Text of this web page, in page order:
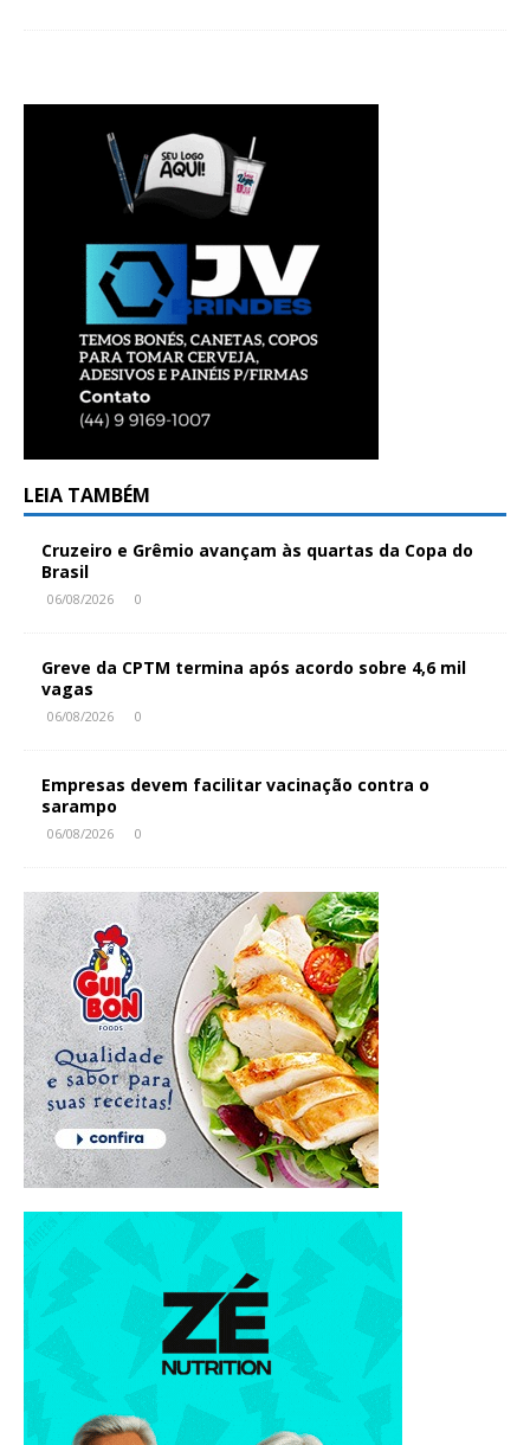
LEIA TAMBÉM
Cruzeiro e Grêmio avançam às quartas da Copa do
Brasil
06/08/2026 0
Greve da CPTM termina após acordo sobre 4,6 mil
vagas
06/08/2026 0
Empresas devem facilitar vacinação contra o
sarampo
06/08/2026 0